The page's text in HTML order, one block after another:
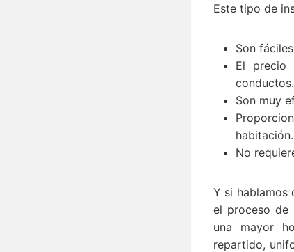
Este tipo de
Son
El precio
conductos.
Son muy
habitación.
No
Y si hablamos
el proceso de
una mayor
repartido,